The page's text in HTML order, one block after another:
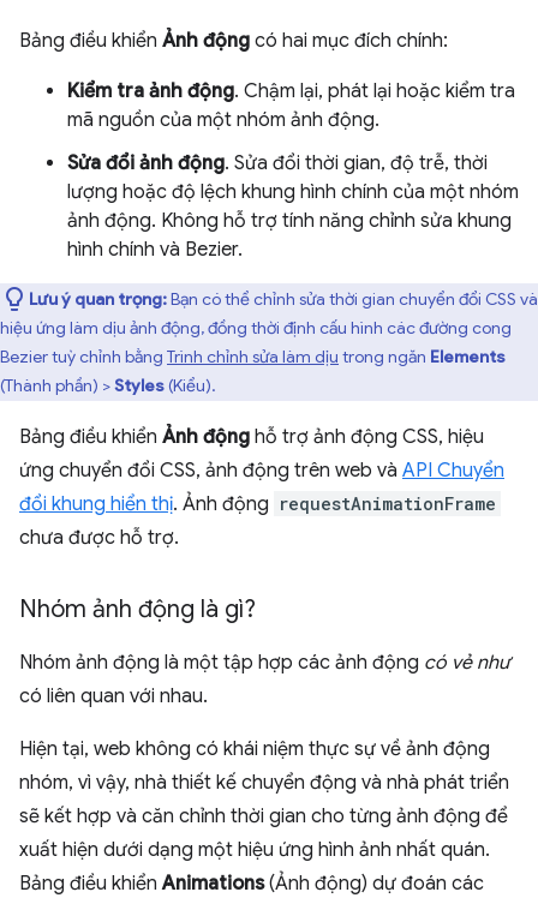
Bảng điều khiển Ảnh động có hai mục đích chính:
Kiểm tra ảnh động. Chậm lại, phát lại hoặc kiểm tra
mã nguồn của một nhóm ảnh động.
Sửa đổi ảnh động. Sửa đổi thời gian, độ trễ, thời
lượng hoặc độ lệch khung hình chính của một nhóm
ảnh động. Không hỗ trợ tính năng chỉnh sửa khung
hình chính và Bezier.
Lưu ý quan trọng:Bạn có thể chỉnh sửa thời gian chuyển đổi CSS và
hiệu ứng làm dịu ảnh động, đồng thời định cấu hình các đường cong
Bezier tuỳ chỉnh bằng Trình chỉnh sửa làm dịu trong ngăn Elements
(Thành phần) >Styles(Kiểu).
Bảng điều khiển Ảnh động hỗ trợ ảnh động CSS, hiệu
ứng chuyển đổi CSS, ảnh động trên web và API Chuyển
đổi khung hiển thị. Ảnh động requestAnimationFrame
chưa được hỗ trợ.
Nhóm ảnh động là gì?
Nhóm ảnh động là một tập hợp các ảnh động có vẻ như
có liên quan với nhau.
Hiện tại, web không có khái niệm thực sự về ảnh động
nhóm, vì vậy, nhà thiết kế chuyển động và nhà phát triển
sẽ kết hợp và căn chỉnh thời gian cho từng ảnh động để
xuất hiện dưới dạng một hiệu ứng hình ảnh nhất quán.
Bảng điều khiểnAnimations(Ảnh động) dự đoán các